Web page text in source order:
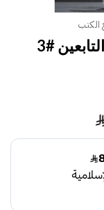
الكتب
#3
السعر
الحالي
هو:
35.00.